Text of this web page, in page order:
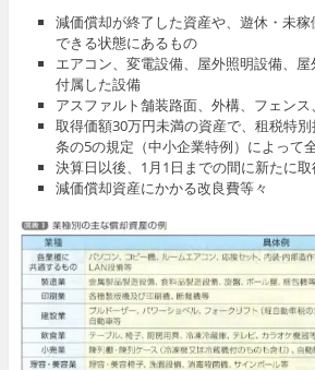
減価償却が終了した資産や、遊休・未
できる状態にあるもの
エアコン、変電設備、屋外照明設備、
付属した設備
アスファルト舗装路面、外構、フェン
取得価額30万円未満の資産で、租税特
条の5の規定（中小企業特例）によって
決算日以後、1月1日までの間に新たに
減価償却資産にかかる改良費等々